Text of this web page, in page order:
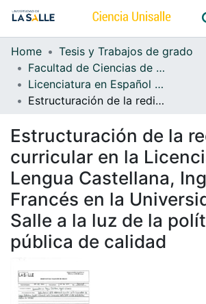
Communities & Collections
All of DSpace
Home
Tesis y Trabajos de grado
Facultad de Ciencias de la Educación
Licenciatura en Español y Lenguas Extranjeras
Estructuración de la redimensión curricular en la Licenciatura de Lengua Castellana, Inglés y Francés en la Universidad de La Salle a la luz de la política pública de calidad
Estructuración de la
curricular en la
Lengua Castellana,
Francés en la
Salle a la luz de la
pública de calidad